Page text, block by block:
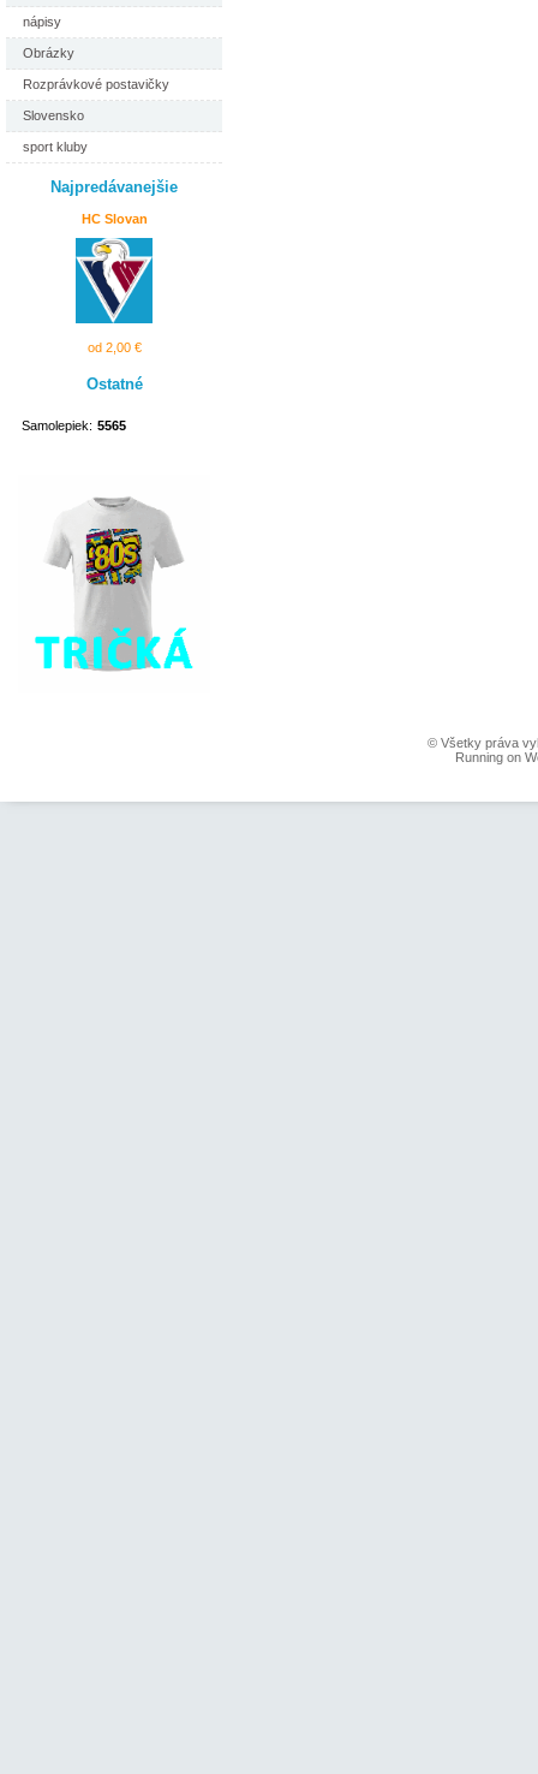
nápisy
Obrázky
Rozprávkové postavičky
Slovensko
sport kluby
Najpredávanejšie
HC Slovan
od 2,00 €
Ostatné
Samolepiek: 5565
© Všetky práva
Running on